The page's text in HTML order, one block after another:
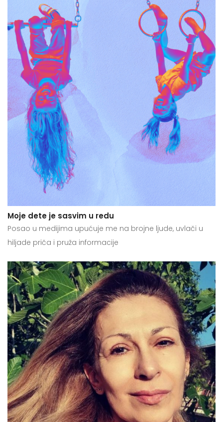
Moje dete je sasvim u redu
Posao u medijima upućuje me na brojne ljude, uvlači u
hiljade priča i pruža informacije